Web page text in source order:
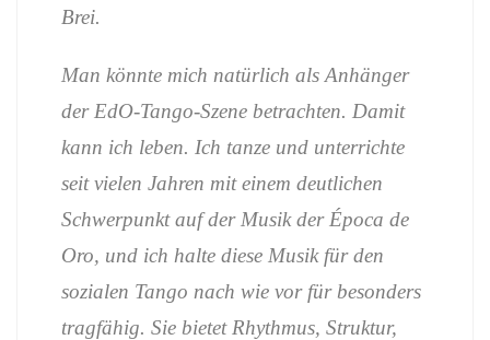
Brei.
Man könnte mich natürlich als Anhänger
der EdO-Tango-Szene betrachten. Damit
kann ich leben. Ich tanze und unterrichte
seit vielen Jahren mit einem deutlichen
Schwerpunkt auf der Musik der Época de
Oro, und ich halte diese Musik für den
sozialen Tango nach wie vor für besonders
tragfähig. Sie bietet Rhythmus, Struktur,